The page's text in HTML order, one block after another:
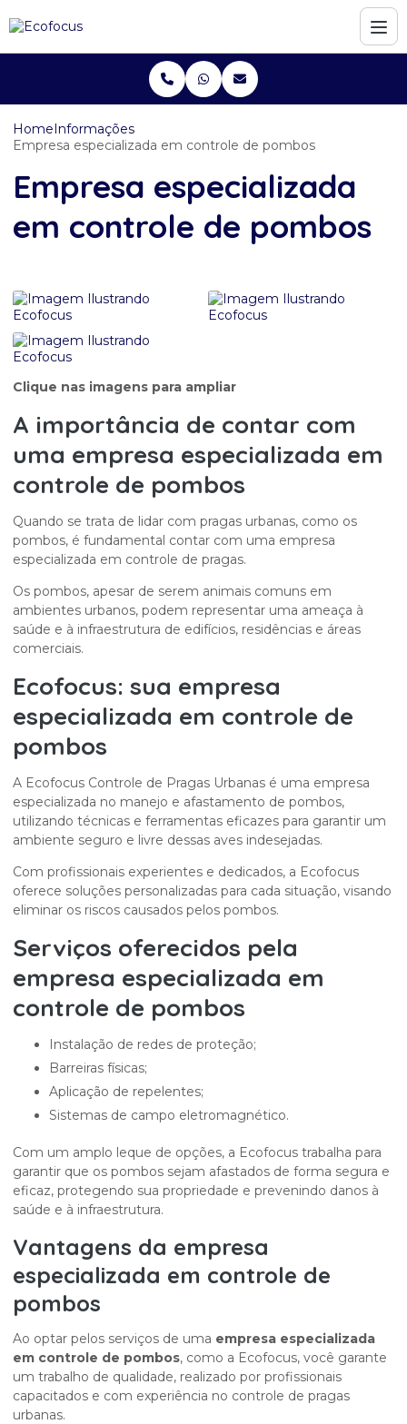
HomeInformações
Empresa especializada em controle de pombos
Empresa especializada
em controle de pombos
Clique nas imagens para ampliar
A importância de contar com
uma empresa especializada em
controle de pombos
Quando se trata de lidar com pragas urbanas, como os
pombos, é fundamental contar com uma empresa
especializada em controle de pragas.
Os pombos, apesar de serem animais comuns em
ambientes urbanos, podem representar uma ameaça à
saúde e à infraestrutura de edifícios, residências e áreas
comerciais.
Ecofocus: sua empresa
especializada em controle de
pombos
A Ecofocus Controle de Pragas Urbanas é uma empresa
especializada no manejo e afastamento de pombos,
utilizando técnicas e ferramentas eficazes para garantir um
ambiente seguro e livre dessas aves indesejadas.
Com profissionais experientes e dedicados, a Ecofocus
oferece soluções personalizadas para cada situação, visando
eliminar os riscos causados pelos pombos.
Serviços oferecidos pela
empresa especializada em
controle de pombos
Instalação de redes de proteção;
Barreiras físicas;
Aplicação de repelentes;
Sistemas de campo eletromagnético.
Com um amplo leque de opções, a Ecofocus trabalha para
garantir que os pombos sejam afastados de forma segura e
eficaz, protegendo sua propriedade e prevenindo danos à
saúde e à infraestrutura.
Vantagens da empresa
especializada em controle de
pombos
Ao optar pelos serviços de uma empresa especializada
em controle de pombos, como a Ecofocus, você garante
um trabalho de qualidade, realizado por profissionais
capacitados e com experiência no controle de pragas
urbanas.